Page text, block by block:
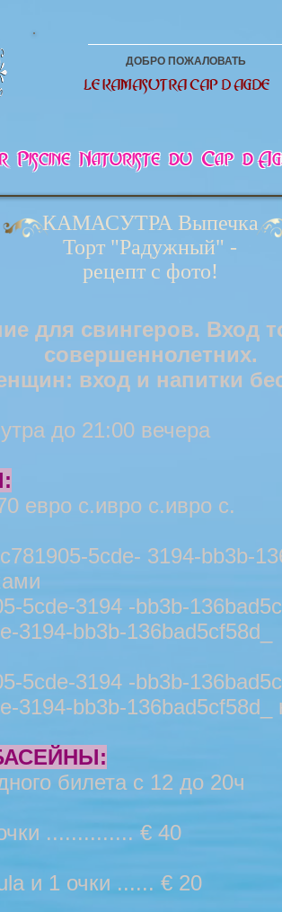
ДОБРО ПОЖАЛОВАТЬ
LE KAMASUTRA CAP D AGDE
Piscine Naturiste du Cap d
КАМАСУТРА Выпечка
Торт "Радужный" -
рецепт с фото!
для свингеров. Вход
совершеннолетних.
вход и напитки
до 21:00 вечера
с.ивро с.ивро с.
5cde- 3194-bb3b-
3194 -bb3b-
3194-bb3b-
3194 -bb3b-
3194-bb3b-136bad5cf58d_
билета с 12 до 20ч
.............. € 40
и 1 очки ...... € 20